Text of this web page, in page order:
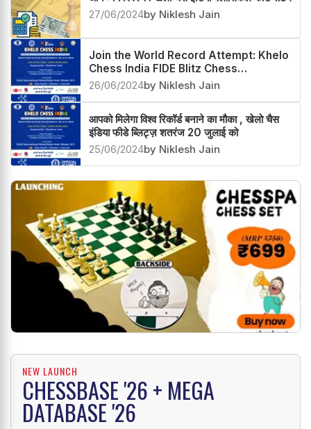
27/06/2024by Niklesh Jain
Join the World Record Attempt: Khelo
Chess India FIDE Blitz Chess
Tournament on July 20
26/06/2024by Niklesh Jain
आपको मिलेगा विश्व रिकॉर्ड बनाने का मौका , खेलो चैस
इंडिया फीडे ब्लिट्ज़ शतरंज 20 जुलाई को
25/06/2024by Niklesh Jain
NEW LAUNCH
CHESSBASE '26 + MEGA
DATABASE '26